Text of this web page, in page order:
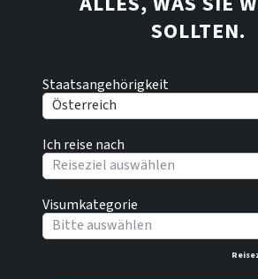
SOLLTEN.
Staatsangehörigkeit
Österreich
Ich reise nach
Reiseziel auswählen
Visumkategorie
Bitte auswählen